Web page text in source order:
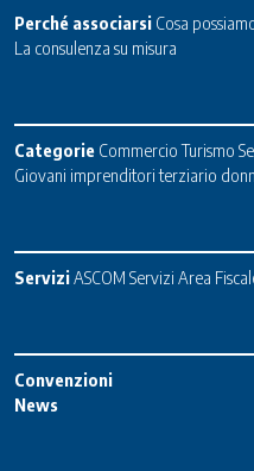
Perché associarsi Cosa
La consulenza su misura
Categorie Commercio Turismo
Giovani imprenditori terziario
ServiziASCOM Servizi Area
Convenzioni
News